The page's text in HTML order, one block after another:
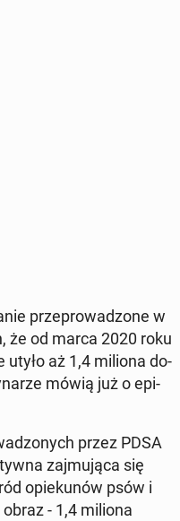
prze­pro­wa­dzo­ne w
że od marca 2020 roku
utyło aż 1,4 miliona do­
mówią już o epi­
przez PDSA
zaj­mu­ją­ca się
opie­ku­nów psów i
- 1,4 miliona